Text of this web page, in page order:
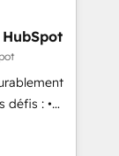
for itself.
UK, USA,
and
: •
(ERP,